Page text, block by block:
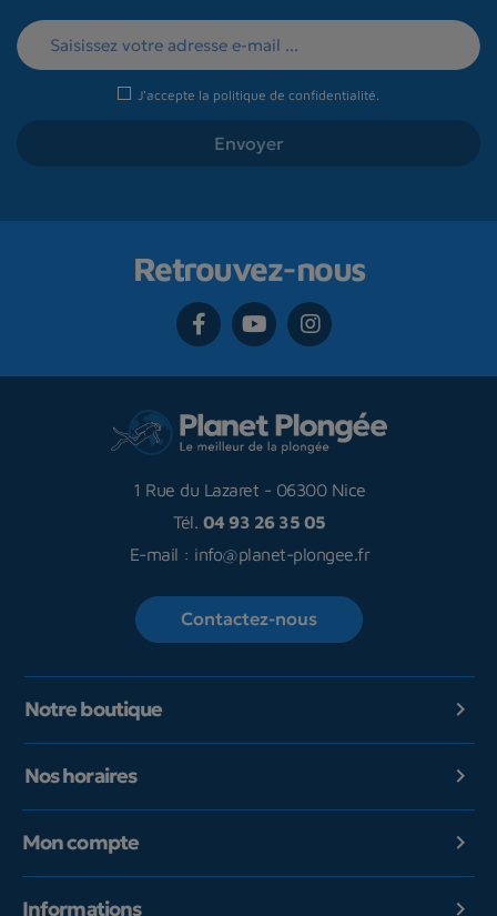
J'accepte la politique de confidentialité
Retrouvez-nous
1 Rue du Lazaret - 06300 Nice
Tél. 04 93 26 35 05
E-mail : info@planet-plongee.fr
Contactez-nous
Notre boutique 
Nos horaires 
Mon compte 
Informations 